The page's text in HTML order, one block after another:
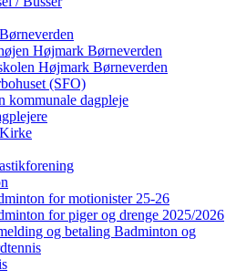
Højmark Børneverden
Højmark Børneverden
(SFO)
kommunale dagpleje
for motionister 25-26
for piger og drenge 2025/2026
og betaling Badminton og